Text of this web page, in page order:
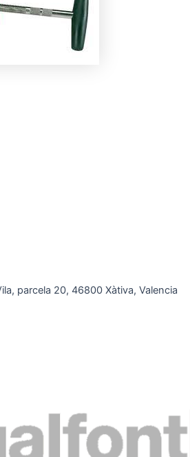
parcela 20, 46800 Xàtiva, Valencia